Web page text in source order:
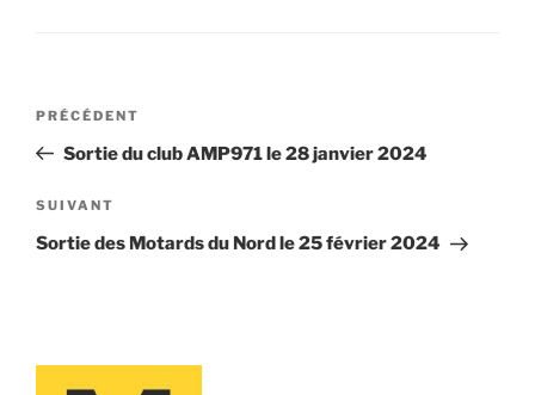
Navigation
l’article
Article
précédent
PRÉCÉDENT
Sortie du club AMP971 le 28 janvier 2024
Article
suivant
SUIVANT
Sortie des Motards du Nord le 25 février 2024